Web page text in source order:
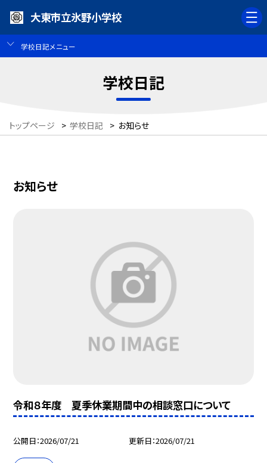
大東市立氷野小学校
学校日記メニュー
学校日記
トップページ > 学校日記 > お知らせ
お知らせ
令和８年度 夏季休業期間中の相談窓口について
公開日 2026/07/21 更新日 2026/07/21